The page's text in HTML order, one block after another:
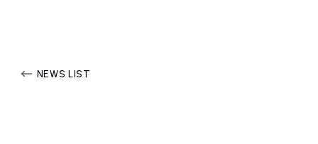
NEWS LIST